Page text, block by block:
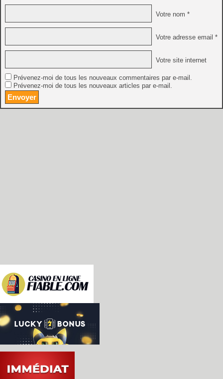
Votre nom *
Votre adresse email *
Votre site internet
Prévenez-moi de tous les nouveaux commentaires par e-mail.
Prévenez-moi de tous les nouveaux articles par e-mail.